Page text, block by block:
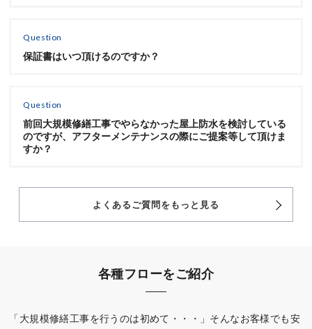
Question
保証書はいつ頂けるのですか？
Question
前回大規模修繕工事でやらなかった屋上防水を検討している
のですが、アフターメンテナンスの際にご提案等して頂けま
すか？
よくあるご質問をもっと見る
各種フローをご紹介
「大規模修繕工事を行うのは初めて・・・」そんなお客様でも安